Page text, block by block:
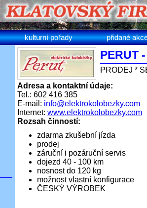
kulturní pořady přidané
PERUT
PRODEJ *
Adresa a kontaktní údaje:
Tel.: 602 416 385
E-mail: info@elektrokolobezky.com
Internet: www.elektrokolobezky.com
Rozsah činností:
zdarma zkušební jízda
prodej
záruční i pozáruční servis
dojezd 40 - 100 km
nosnost do 120 kg
možnost vlastní konfigurace
ČESKÝ VÝROBEK